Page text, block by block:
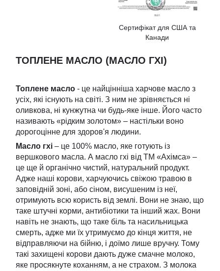
Сертифікат для США та
Канади
ТОПЛЕНЕ МАСЛО (МАСЛО ГХІ)
Топлене масло - це найцінніша харчове масло з
усіх, які існують на світі. З ним не зрівняється ні
оливкова, ні кунжутна чи будь-яке інше. Його часто
називають «рідким золотом» – настільки воно
дорогоцінне для здоров'я людини.
Масло гхі – це 100% масло, яке готують із
вершкового масла. А масло гхі від ТМ «Ахімса» –
це ще й органічно чистий, натуральний продукт.
Адже наші корови, харчуючись свіжою травою в
заповідній зоні, або сіном, висушеним із неї,
отримують всю користь від землі. Вони не знаю, що
таке штучні корми, антибіотики та інший жах. Вони
навіть не знають, що таке біль та насильницька
смерть, адже ми їх утримуємо до кінця життя, не
відправляючи на бійню, і доїмо лише вручну. Тому
такі захищені корови дають дуже смачне молоко,
яке просякнуте коханням, а не страхом. З молока